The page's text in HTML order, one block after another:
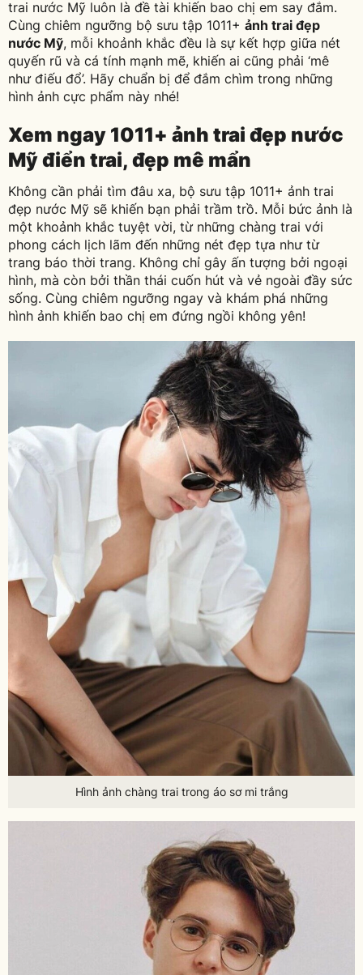
trai nước Mỹ luôn là đề tài khiến bao chị em say đắm.
Cùng chiêm ngưỡng bộ sưu tập 1011+ ảnh trai đẹp
nước Mỹ, mỗi khoảnh khắc đều là sự kết hợp giữa nét
quyến rũ và cá tính mạnh mẽ, khiến ai cũng phải ‘mê
như điếu đổ’. Hãy chuẩn bị để đắm chìm trong những
hình ảnh cực phẩm này nhé!
Xem ngay 1011+ ảnh trai đẹp nước
Mỹ điển trai, đẹp mê mẩn
Không cần phải tìm đâu xa, bộ sưu tập 1011+ ảnh trai
đẹp nước Mỹ sẽ khiến bạn phải trầm trồ. Mỗi bức ảnh là
một khoảnh khắc tuyệt vời, từ những chàng trai với
phong cách lịch lãm đến những nét đẹp tựa như từ
trang báo thời trang. Không chỉ gây ấn tượng bởi ngoại
hình, mà còn bởi thần thái cuốn hút và vẻ ngoài đầy sức
sống. Cùng chiêm ngưỡng ngay và khám phá những
hình ảnh khiến bao chị em đứng ngồi không yên!
Hình ảnh chàng trai trong áo sơ mi trắng